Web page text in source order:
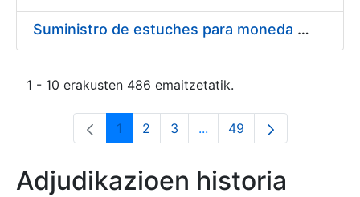
Suministro de estuches para moneda de 30 €
1 - 10 erakusten 486 emaitzetatik.
Orrialdea
1 Orrialdea
2 Orrialdea
3 ...Intermediate Pages Use
Orrialdea
49
Adjudikazioen historia